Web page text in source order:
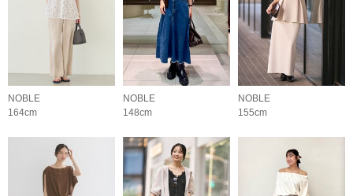
NOBLE
164cm
NOBLE
148cm
NOBLE
155cm